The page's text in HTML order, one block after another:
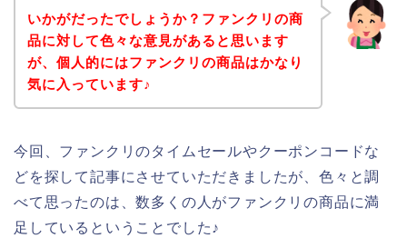
いかがだったでしょうか？ファンクリの商
品に対して色々な意見があると思います
が、個人的にはファンクリの商品はかなり
気に入っています♪
今回、ファンクリのタイムセールやクーポンコードな
どを探して記事にさせていただきましたが、色々と調
べて思ったのは、数多くの人がファンクリの商品に満
足しているということでした♪